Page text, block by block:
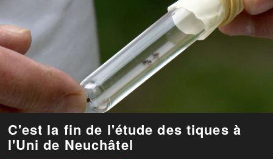
C'est la fin de l'étude des tiques à
l'Uni de Neuchâtel